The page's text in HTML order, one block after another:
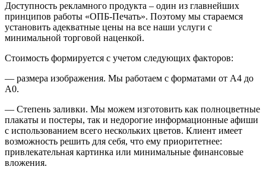
Доступность рекламного продукта – один из главнейших
принципов работы «ОПБ-Печать». Поэтому мы стараемся
установить адекватные цены на все наши услуги с
минимальной торговой наценкой.
Стоимость формируется с учетом следующих факторов:
— размера изображения. Мы работаем с форматами от А4 до
А0.
— Степень заливки. Мы можем изготовить как полноцветные
плакаты и постеры, так и недорогие информационные афиши
с использованием всего нескольких цветов. Клиент имеет
возможность решить для себя, что ему приоритетнее:
привлекательная картинка или минимальные финансовые
вложения.